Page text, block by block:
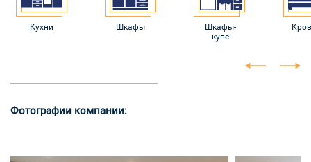
Кухни Шкафы
Шкафы-
купе
Фотографии компании: